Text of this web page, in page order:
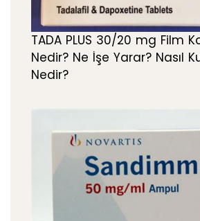
TADA PLUS 30/20 mg Film
Nedir? Ne İşe Yarar? Nasıl
Nedir?